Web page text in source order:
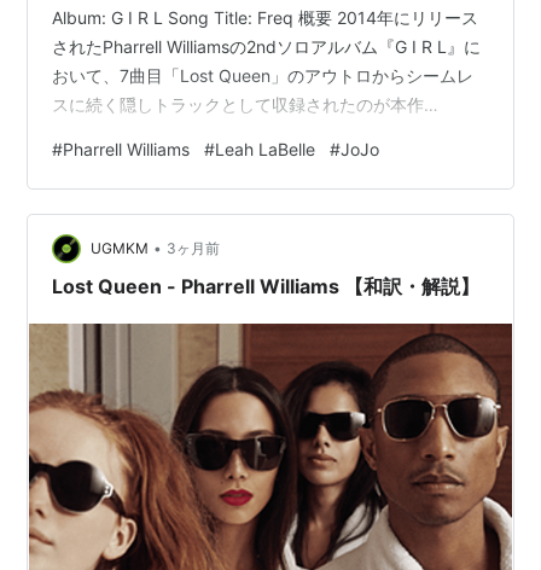
Album: G I R L Song Title: Freq 概要 2014年にリリース
されたPharrell Williamsの2ndソロアルバム『G I R L』に
おいて、7曲目「Lost Queen」のアウトロからシームレ
スに続く隠しトラックとして収録されたのが本作
「Frequency（周波数）」と「Freak（変わり者）」のダ
ブルミーニングとなっており、ファレル自身が長年提唱
してきた宇宙的・精神的な哲学が色濃く反映された楽曲
だ。客演に…
#Pharrell Williams #Leah LaBelle #JoJo
UGMKM • 3ヶ月前
Lost Queen - Pharrell Williams 【和訳・解説】